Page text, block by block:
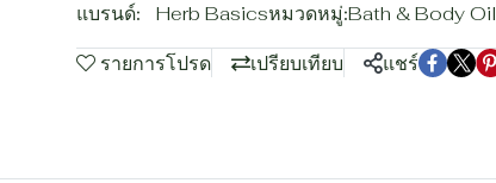
แบรนด์: Herb Basicsหมวดหมู่:Bath & Body Oil
รายการโปรด เปรียบเทียบ แชร์